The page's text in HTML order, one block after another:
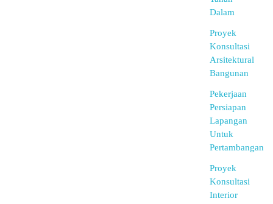
Dalam
Proyek
Konsultasi
Arsitektural
Bangunan
Pekerjaan
Persiapan
Lapangan
Untuk
Pertambangan
Proyek
Konsultasi
Interior